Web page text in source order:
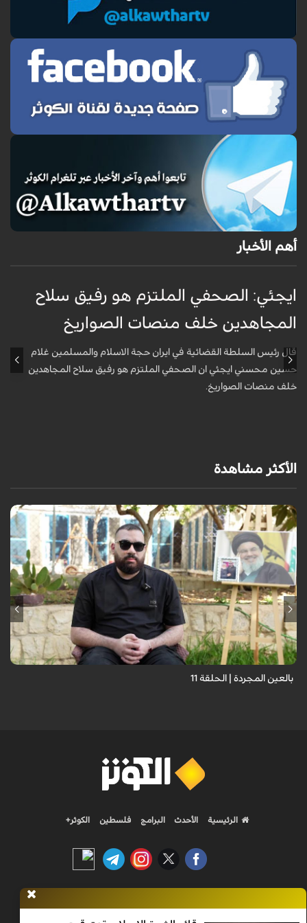
أهم الأخبار
ايجئي: الصحفي الملتزم هو رفيق سلاح
المجاهدين خلف منصات الصواريخ
قال رئيس السلطة القضائية في ايران حجة الاسلام والمسلمين غلام
حسين محسني ايجئي ان الصحفي الملتزم هو رفيق سلاح المجاهدين
خلف منصات الصواريخ.
الأكثر مشاهدة
برنامج "بالعين المجردة" هو توثيق إنسانيٌّ شجاعٌ للحياة تحت وطأة الحرب،
حيث نستمع فيه إلى شهاداتٍ حيّةٍ لأشخاص عايشوا التفجيرات والدمار، فنرى
بعيونهم ت...
بالعين المجردة | الحلقة 11
الرئيسية الأحدث البرامج فلسطين الكوثر+
Nilesat 11900 V | Badr 8 11747 V | Badr5 12284 V